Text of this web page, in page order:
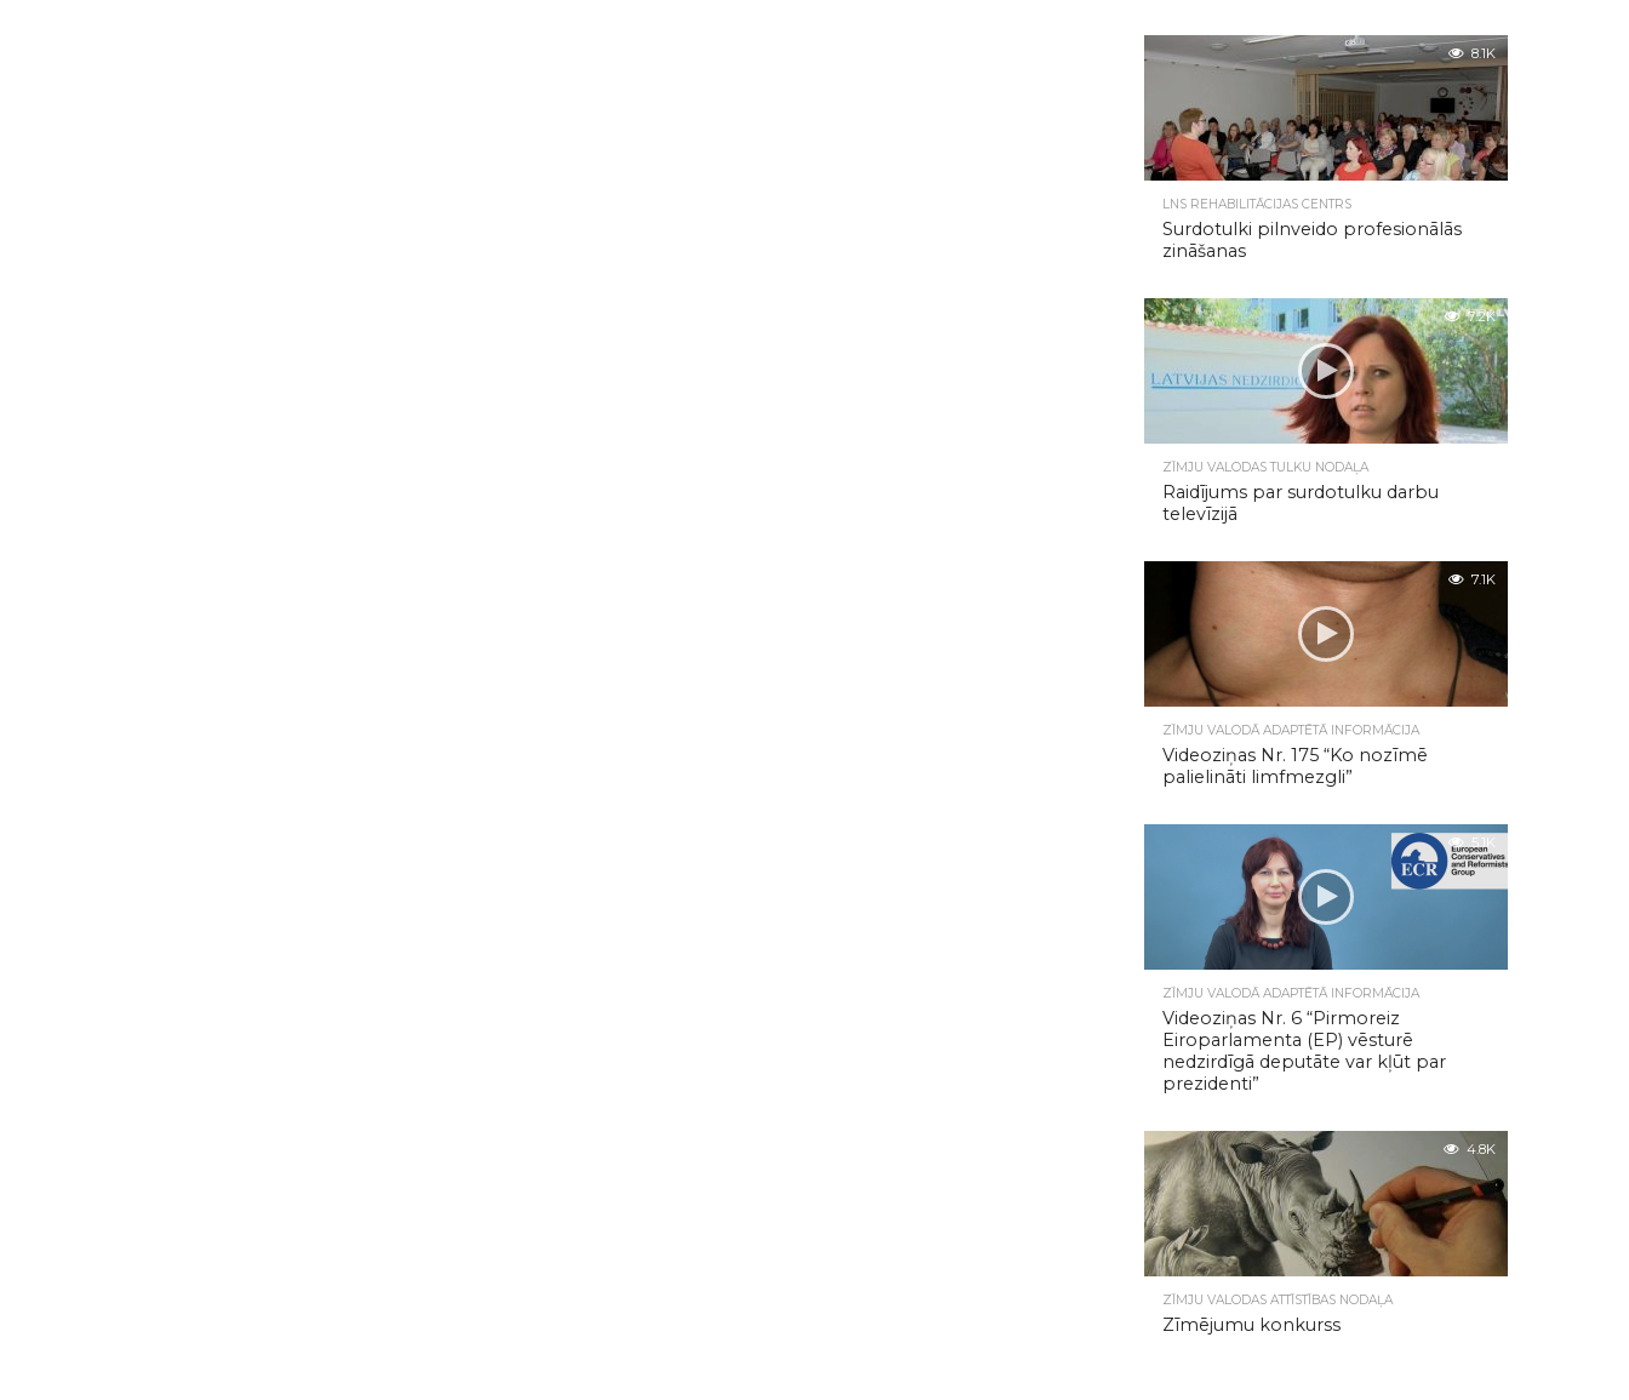
8.1K
LNS REHABILITĀCIJAS CENTRS
Surdotulki pilnveido profesionālās
zināšanas
7.2K
ZĪMJU VALODAS TULKU NODAĻA
Raidījums par surdotulku darbu
televīzijā
7.1K
ZĪMJU VALODĀ ADAPTĒTĀ INFORMĀCIJA
Videoziņas Nr. 175 “Ko nozīmē
palielināti limfmezgli”
5.1K
ZĪMJU VALODĀ ADAPTĒTĀ INFORMĀCIJA
Videoziņas Nr. 6 “Pirmoreiz
Eiroparlamenta (EP) vēsturē
nedzirdīgā deputāte var kļūt par
prezidenti”
4.8K
ZĪMJU VALODAS ATTĪSTĪBAS NODAĻA
Zīmējumu konkurss